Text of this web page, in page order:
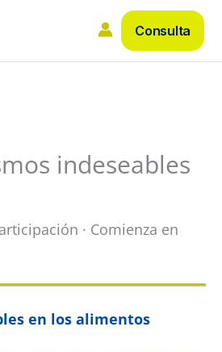
Consulta
indeseables
· Comienza en
en los alimentos